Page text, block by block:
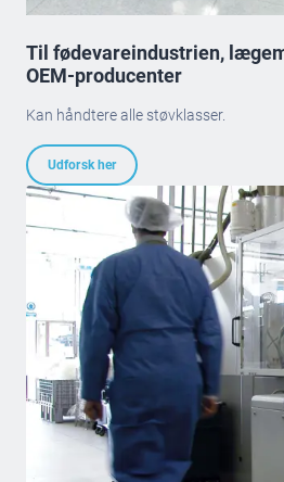
Til fødevareindustrien,
OEM-producenter
Kan håndtere alle støvklasser.
Udforsk her